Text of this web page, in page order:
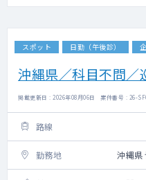
スポット 日勤（午後診）
沖縄県／科目不問／
掲載更新日 : 2026年08月06日 案件番号 : 26-
路線
勤務地 沖縄県